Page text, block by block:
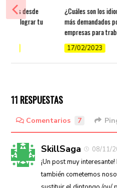
¿Cuáles son los
más demandados
empresas para
17/02/2023
inglés desde
para lograr tu
11 RESPUESTAS
Comentarios 7
SkillSaga
08/11/
¡Un post muy
también cometemos